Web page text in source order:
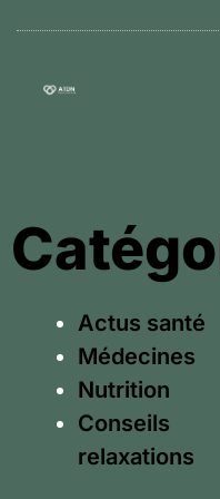
Actus santé
Médecines
Nutrition
Conseils
relaxations